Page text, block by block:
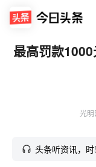
最高罚款
光明
头条听资讯，